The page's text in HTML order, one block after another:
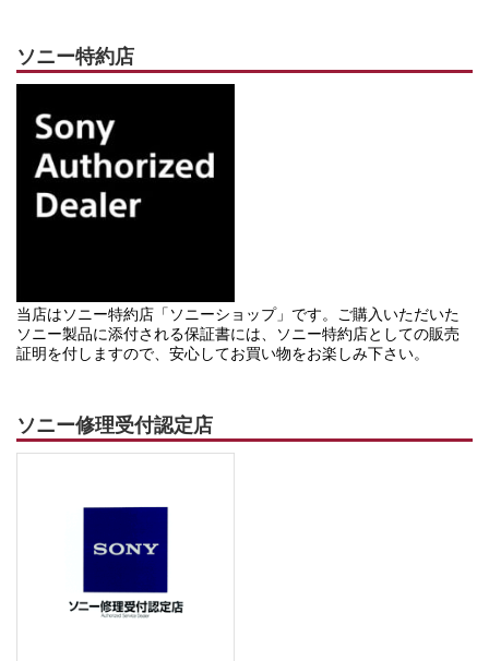
ソニー特約店
当店はソニー特約店「ソニーショップ」です。ご購入いただいた
ソニー製品に添付される保証書には、ソニー特約店としての販売
証明を付しますので、安心してお買い物をお楽しみ下さい。
ソニー修理受付認定店